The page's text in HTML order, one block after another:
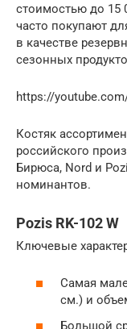
стоимостью до 15
часто покупают
в качестве
сезонных
https://
Костяк
российского
Бирюса, Nord и
номинантов.
Pozis RK-102 W
Ключевые
Самая
см.) и
Большой